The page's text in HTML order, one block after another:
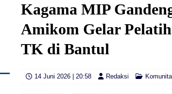
Kagama MIP
Amikom Gelar
TK di Bantul
14 Juni 2026 | 20:58 Redaksi